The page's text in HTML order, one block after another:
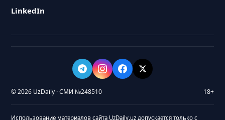
LinkedIn
© 2026 UzDaily · СМИ №248510 18+
Использование материалов сайта UzDaily.uz допускается только с